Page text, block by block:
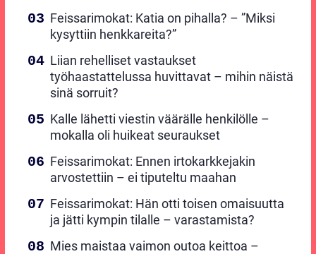
Feissarimokat: Katia on pihalla? – ”Miksi
kysyttiin henkkareita?”
Liian rehelliset vastaukset
työhaastattelussa huvittavat – mihin näistä
sinä sorruit?
Kalle lähetti viestin väärälle henkilölle –
mokalla oli huikeat seuraukset
Feissarimokat: Ennen irtokarkkejakin
arvostettiin – ei tiputeltu maahan
Feissarimokat: Hän otti toisen omaisuutta
ja jätti kympin tilalle – varastamista?
Mies maistaa vaimon outoa keittoa –